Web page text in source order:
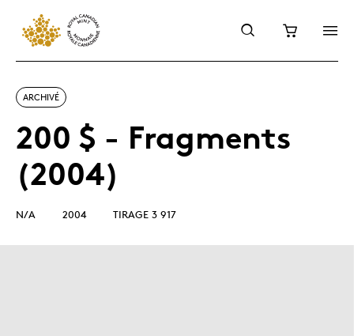
ARCHIVÉ
200 $ - Fragments
(2004)
N/A 2004 TIRAGE 3 917